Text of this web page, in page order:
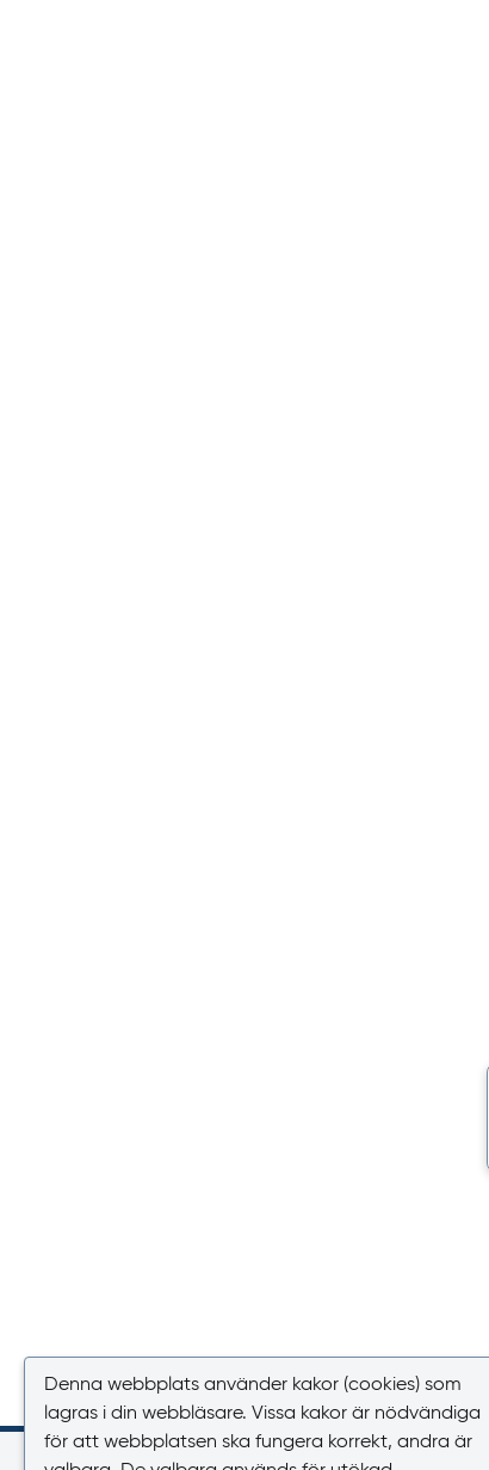
Denna webbplats använder kakor (cookies) som
lagras i din webbläsare. Vissa kakor är nödvändiga
för att webbplatsen ska fungera korrekt, andra är